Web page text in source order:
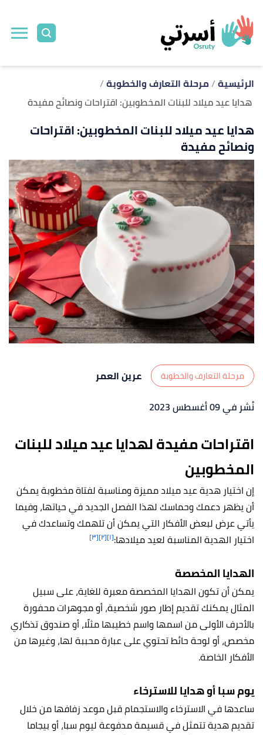
الرئيسية مرحلة التعارف والخطوبة
هدايا عيد ميلاد للبنات المخطوبين: اقتراحات ونصائح مفيدة
هدايا عيد ميلاد للبنات المخطوبين: اقتراحات
ونصائح مفيدة
مرحلة التعارف والخطوبة
عرين العمر
نُشر في 09 أغسطس 2023
اقتراحات مفيدة لهدايا عيد ميلاد للبنات
المخطوبين
إن اختيار هدية عيد ميلاد مميزة ومناسبة لفتاة مخطوبة يمكن
أن يظهر دعمك وحماسك لهذا الفصل الجديد في حياتها، وفيما
يأتي عرض لبعض الأفكار التي يمكن أن تلهمك وتساعدك في
اختيار الهدية المناسبة لعيد ميلادها:[١] [٢] [٣]
الهدايا المخصصة
يمكن أن تكون الهدايا المخصصة معبرة للغاية، على سبيل
المثال يمكنك تقديم إطار صور شخصية، أو مجوهرات محفورة
بالأحرف الأولى من اسمها واسم خطيبها مثلًا، أو صندوق تذكاري
مخصص، أو لوحة حائط تحتوي على عبارة محببة لها، وغيرها من
الأفكار الخاصة.
يوم سبا أو هدايا للاسترخاء
ساعدها في الاسترخاء والاستجمام قبل موعد زفافها من خلال
تقديم هدية تتمثل في قسيمة مدفوعة ليوم سبا، أو بيجاما